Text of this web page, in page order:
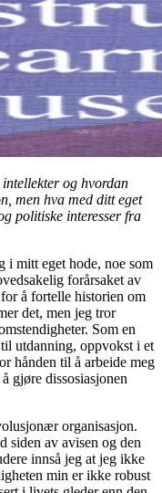
og hvordan
men hva med ditt eget
politiske interesser fra
i mitt eget hode, noe som
forårsaket av
å fortelle historien om
det, men jeg tror
Som en
utdanning, oppvokst i et
hånden til å arbeide meg
gjøre dissosiasjonen
organisasjon.
siden av avisen og den
innså jeg at jeg ikke
min er ikke robust